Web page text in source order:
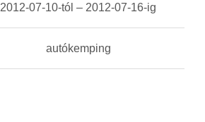
2012-07-10-tól – 2012-07-16-ig
autókemping